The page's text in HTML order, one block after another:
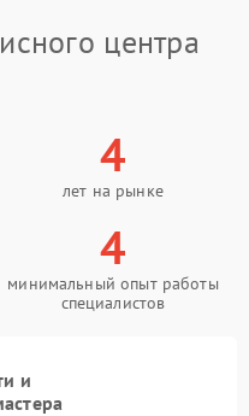
центра
4
лет на рынке
4
минимальный опыт работы
специалистов
и